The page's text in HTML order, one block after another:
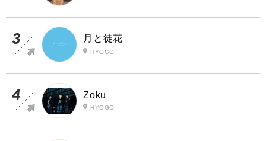
月と徒花
HYOGO
Zoku
HYOGO